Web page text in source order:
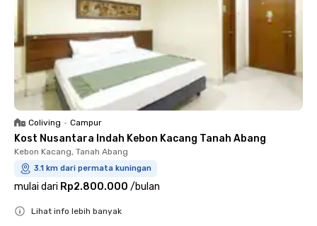
Coliving • Campur
Kost Nusantara Indah Kebon Kacang Tanah Abang
Kebon Kacang, Tanah Abang
3.1 km dari permata kuningan
mulai dari Rp2.800.000 /bulan
Lihat info lebih banyak